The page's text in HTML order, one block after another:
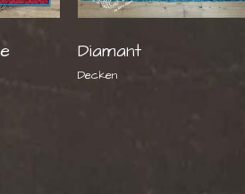
Diamant
Decken